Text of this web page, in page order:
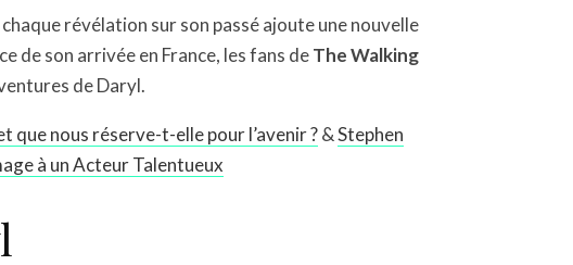
révélation sur son passé ajoute une nouvelle
de son arrivée en France, les fans deThe Walking
de Daryl.
que nous réserve-t-elle pour l’avenir ?&Stephen
à un Acteur Talentueux